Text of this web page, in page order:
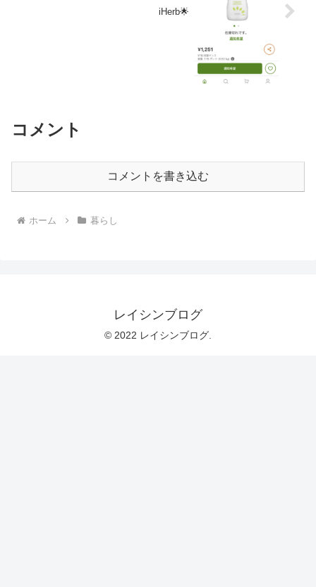
iHerb🌟
コメント
コメントを書き込む
ホーム 暮らし
レイシンブログ
© 2022 レイシンブログ.